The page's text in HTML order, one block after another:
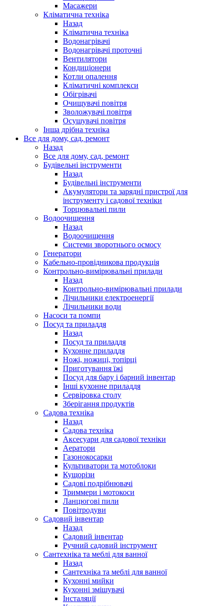
Масажери
Кліматична техніка
Назад
Кліматична техніка
Водонагрівачі
Водонагрівачі проточні
Вентилятори
Кондиціонери
Котли опалення
Кліматичні комплекси
Обігрівачі
Очищувачі повітря
Зволожувачі повітря
Осушувачі повітря
Інша дрібна техніка
Все для дому, сад, ремонт
Назад
Все для дому, сад, ремонт
Будівельні інструменти
Назад
Будівельні інструменти
Акумулятори та зарядні пристрої для
інструменту і садової техніки
Торцювальні пили
Водоочищення
Назад
Водоочищення
Системи зворотнього осмосу
Генератори
Кабельно-провідникова продукція
Контрольно-вимірювальні прилади
Назад
Контрольно-вимірювальні прилади
Лічильники електроенергії
Лічильники води
Насоси та помпи
Посуд та приладдя
Назад
Посуд та приладдя
Кухонне приладдя
Ножі, ножиці, топірці
Приготування їжі
Посуд для бару і барний інвентар
Інші кухонне приладдя
Сервіровка столу
Зберігання продуктів
Садова техніка
Назад
Садова техніка
Аксесуари для садової техніки
Аератори
Газонокосарки
Культиватори та мотоблоки
Кущорізи
Садові подрібнювачі
Триммери і мотокоси
Ланцюгові пили
Повітродуви
Садовий інвентар
Назад
Садовий інвентар
Ручний садовий інструмент
Сантехніка та меблі для ванної
Назад
Сантехніка та меблі для ванної
Кухонні мийки
Кухонні змішувачі
Інсталяції